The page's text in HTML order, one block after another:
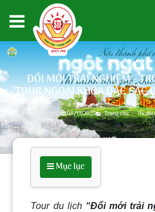
ĐỔI MỚI TRẢI NGHIỆM -
TOUR NGOẠI KHÓA ĐẶC SẮC
08/11/2025 Trang chủ Ưu đãi
Mục lục
Tour du lịch “Đổi mới trải